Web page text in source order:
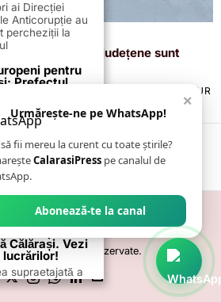
toate drumurile județene sunt
POLITICA DE ANULARE & RETUR
& TIPĂRITĂ
CONTACT
ANUNȚUL CĂLĂRĂȘEAN
drepturile sunt rezervate.
×
Urmărește-ne pe WhatsApp!
fii mereu la curent cu toate știrile?
CalarasiPress pe canalul de
Abonează-te la canal
ai Direcției
Anticorupție au
percheziții la
pentru
Prefectul
State anunță
cu ADR
pentru
se pregătește
harta
europene, cu
FOTO: Cum
a
Județean de
Călărași. Vezi
supraetajată a
Județean de